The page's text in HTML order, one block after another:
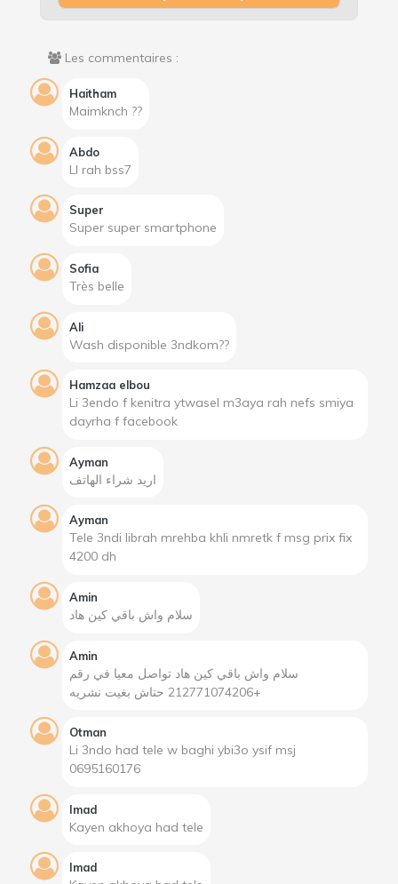
Les commentaires :
Haitham
Maimknch ??
Abdo
Ll rah bss7
Super
Super super smartphone
Sofia
Très belle
Ali
Wash disponible 3ndkom??
Hamzaa elbou
Li 3endo f kenitra ytwasel m3aya rah nefs smiya
dayrha f facebook
Ayman
اريد شراء الهاتف
Ayman
Tele 3ndi librah mrehba khli nmretk f msg prix fix
4200 dh
Amin
سلام واش باقي كين هاد
Amin
سلام واش باقي كين هاد تواصل معيا في رقم
+212771074206 حتاش بغيت نشريه
Otman
Li 3ndo had tele w baghi ybi3o ysif msj
0695160176
Imad
Kayen akhoya had tele
Imad